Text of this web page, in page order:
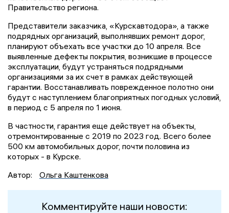
Правительство региона.
Представители заказчика, «Курскавтодора», а также
подрядных организаций, выполнявших ремонт дорог,
планируют объехать все участки до 10 апреля. Все
выявленные дефекты покрытия, возникшие в процессе
эксплуатации, будут устраняться подрядными
организациями за их счет в рамках действующей
гарантии. Восстанавливать поврежденное полотно они
будут с наступлением благоприятных погодных условий,
в период с 5 апреля по 1 июня.
В частности, гарантия еще действует на объекты,
отремонтированные с 2019 по 2023 год. Всего более
500 км автомобильных дорог, почти половина из
которых - в Курске.
Автор:
Ольга Каштенкова
Комментируйте наши новости: